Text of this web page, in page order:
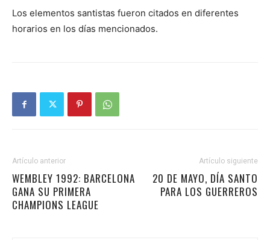
Los elementos santistas fueron citados en diferentes
horarios en los días mencionados.
Artículo anterior
WEMBLEY 1992: BARCELONA
GANA SU PRIMERA
CHAMPIONS LEAGUE
Artículo siguiente
20 DE MAYO, DÍA SANTO
PARA LOS GUERREROS